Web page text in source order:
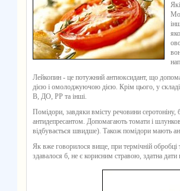
Лейкопин - це потужний антиоксидант, що
дією і омолоджуючою дією. Крім цього, у
В, ДО, РР та інші.
Помідори, завдяки вмісту речовини
антидепресантом. Допомагають томати і
відбувається швидше). Також помідори мають
Як вже говорилося вище, при термічній обробці
здавалося б, не є корисним стравою, здатна